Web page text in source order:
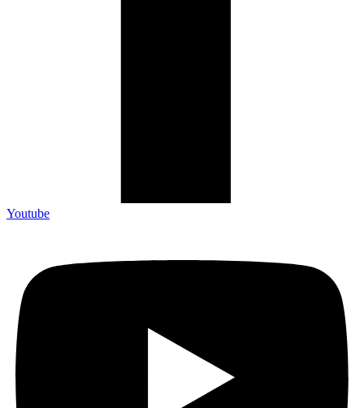
Youtube